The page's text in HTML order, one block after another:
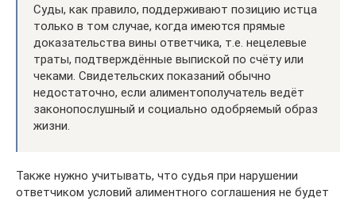
Суды, как правило, поддерживают позицию истца
только в том случае, когда имеются прямые
доказательства вины ответчика, т.е. нецелевые
траты, подтверждённые выпиской по счёту или
чеками. Свидетельских показаний обычно
недостаточно, если алиментополучатель ведёт
законопослушный и социально одобряемый образ
жизни.
Также нужно учитывать, что судья при нарушении
ответчиком условий алиментного соглашения не будет